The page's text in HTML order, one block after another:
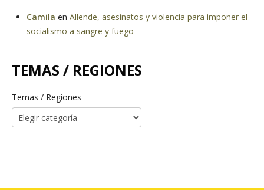
Camila en Allende, asesinatos y violencia para imponer el
socialismo a sangre y fuego
TEMAS / REGIONES
Temas / Regiones